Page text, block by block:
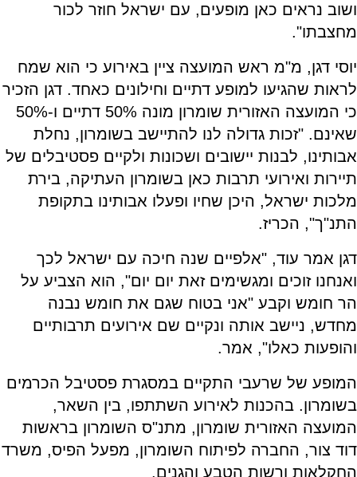
ושוב נראים כאן מופעים, עם ישראל חוזר לכור
מחצבתו".
יוסי דגן, מ"מ ראש המועצה ציין באירוע כי הוא שמח
לראות שהגיעו למופע דתיים וחילונים כאחד. דגן הזכיר
כי המועצה האזורית שומרון מונה 50% דתיים ו-50%
שאינם. "זכות גדולה לנו להתיישב בשומרון, נחלת
אבותינו, לבנות יישובים ושכונות ולקיים פסטיבלים של
תיירות ואירועי תרבות כאן בשומרון העתיקה, בירת
מלכות ישראל, היכן שחיו ופעלו אבותינו בתקופת
התנ"ך", הכריז.
דגן אמר עוד, "אלפיים שנה חיכה עם ישראל לכך
ואנחנו זוכים ומגשימים זאת יום יום", הוא הצביע על
הר חומש וקבע "אני בטוח שגם את חומש נבנה
מחדש, ניישב אותה ונקיים שם אירועים תרבותיים
והופעות כאלו", אמר.
המופע של שרעבי התקיים במסגרת פסטיבל הכרמים
בשומרון. בהכנות לאירוע השתתפו, בין השאר,
המועצה האזורית שומרון, מתנ"ס השומרון בראשות
דוד צור, החברה לפיתוח השומרון, מפעל הפיס, משרד
החקלאות ורשות הטבע והגנים.